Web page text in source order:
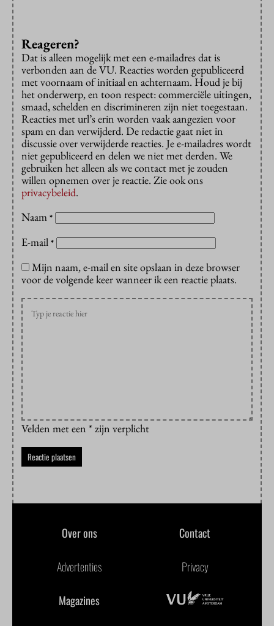
Reageren?
Dat is alleen mogelijk met een e-mailadres dat is
verbonden aan de VU. Reacties worden gepubliceerd
met voornaam of initiaal en achternaam. Houd je bij
het onderwerp, en toon respect: commerciële uitingen,
smaad, schelden en discrimineren zijn niet toegestaan.
Reacties met url’s erin worden vaak aangezien voor
spam en dan verwijderd. De redactie gaat niet in
discussie over verwijderde reacties. Je e-mailadres wordt
niet gepubliceerd en delen we niet met derden. We
gebruiken het alleen als we contact met je zouden
willen opnemen over je reactie. Zie ook ons
privacybeleid.
Naam *
E-mail *
Mijn naam, e-mail en site opslaan in deze browser
voor de volgende keer wanneer ik een reactie plaats.
Velden met een * zijn verplicht
Over ons Contact
Advertenties Privacy
Magazines